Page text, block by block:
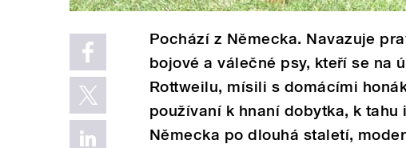
Pochází z Německa. Navazuje
bojové a válečné psy, kteří se na
Rottweilu, mísili s domácími
používaní k hnaní dobytka, k
Německa po dlouhá staletí,